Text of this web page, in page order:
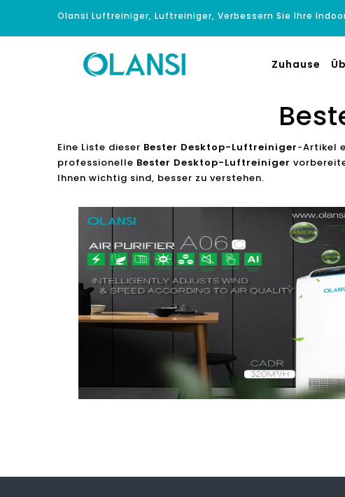
Olansi Luftreiniger, Luftreiniger, Verbessern Sie Ihre
Zuhause
Eine Liste dieser Bester Desktop-Luftreiniger-Artikel
professionelle Bester Desktop-Luftreiniger
Ihnen wichtig sind, besser zu verstehen.